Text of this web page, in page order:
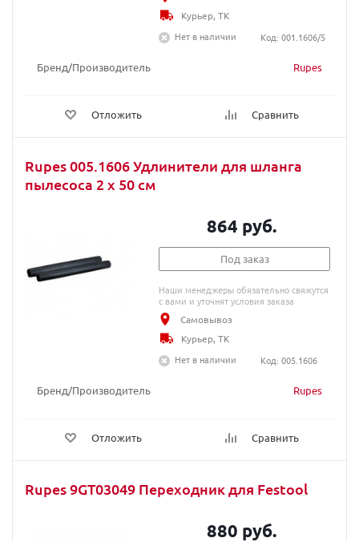
Бренд/Производитель Rupes
Отложить Сравнить
Курьер, ТК
Нет в наличии
Код: 001.1606/5
Rupes 005.1606 Удлинители для шланга
пылесоса 2 x 50 см
Бренд/Производитель Rupes
Отложить Сравнить
864 руб.
Под заказ
Наши менеджеры обязательно свяжутся
с вами и уточнят условия заказа
Самовывоз
Курьер, ТК
Нет в наличии
Код: 005.1606
Rupes 9GT03049 Переходник для Festool
880 руб.